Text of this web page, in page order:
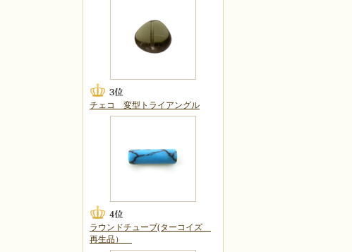
チェコ 変型トライアングル
ラウンドチューブ(ターコイズ
再生品）